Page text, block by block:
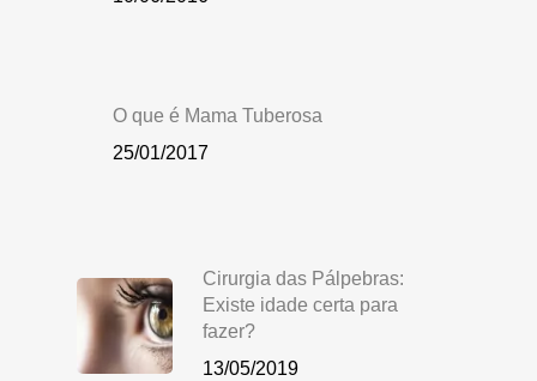
O que é Mama Tuberosa
25/01/2017
Cirurgia das Pálpebras:
Existe idade certa para
fazer?
13/05/2019